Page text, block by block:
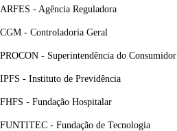
ARFES - Agência Reguladora
CGM - Controladoria Geral
PROCON - Superintendência do Consumidor
IPFS - Instituto de Previdência
FHFS - Fundação Hospitalar
FUNTITEC - Fundação de Tecnologia